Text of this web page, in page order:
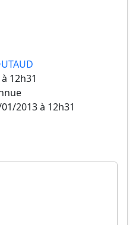
12h31
2013 à 12h31